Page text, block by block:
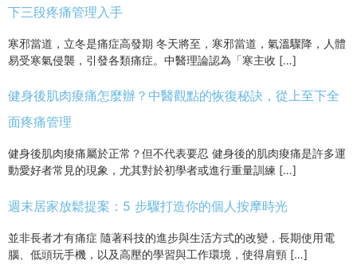
下三段疼痛管理入手
寒邪當道，立冬是痛症高發期 冬天將至，寒邪當道，氣溫驟降，人體
易受寒氣侵襲，引發各類痛症。中醫理論認為「寒主收 […]
健身後肌肉痠痛怎麼辦？中醫觀點的恢復秘訣，從上至下全
面疼痛管理
健身後肌肉痠痛屬於正常？但不代表要忍 健身後的肌肉痠痛是許多運
動愛好者常見的現象，尤其對於初學者或進行重量訓練 […]
週末居家放鬆提案：5 步驟打造你的個人按摩時光
並非長者才有痛症 隨著科技的進步與生活方式的改變，長期使用電
腦、低頭玩手機，以及高壓的學習與工作環境，使得肩頸 […]